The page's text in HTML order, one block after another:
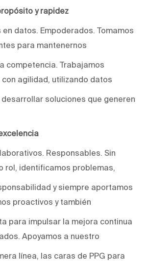
y rapidez
datos. Empoderados. Tomamos
para mantenernos
competencia. Trabajamos
agilidad, utilizando datos
soluciones que generen
Responsables. Sin
rol, identificamos problemas,
y siempre aportamos
proactivos y también
para impulsar la mejora continua
Apoyamos a nuestro
línea, las caras de PPG para